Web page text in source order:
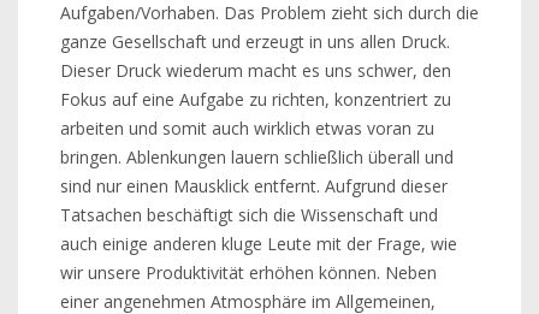
Aufgaben/Vorhaben. Das Problem zieht sich durch die
ganze Gesellschaft und erzeugt in uns allen Druck.
Dieser Druck wiederum macht es uns schwer, den
Fokus auf eine Aufgabe zu richten, konzentriert zu
arbeiten und somit auch wirklich etwas voran zu
bringen. Ablenkungen lauern schließlich überall und
sind nur einen Mausklick entfernt. Aufgrund dieser
Tatsachen beschäftigt sich die Wissenschaft und
auch einige anderen kluge Leute mit der Frage, wie
wir unsere Produktivität erhöhen können. Neben
einer angenehmen Atmosphäre im Allgemeinen,